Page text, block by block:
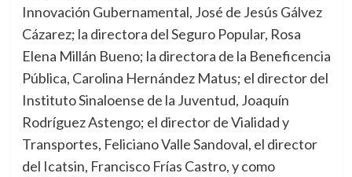
Innovación Gubernamental, José de Jesús Gálvez
Cázarez; la directora del Seguro Popular, Rosa
Elena Millán Bueno; la directora de la Beneficencia
Pública, Carolina Hernández Matus; el director del
Instituto Sinaloense de la Juventud, Joaquín
Rodríguez Astengo; el director de Vialidad y
Transportes, Feliciano Valle Sandoval, el director
del Icatsin, Francisco Frías Castro, y como